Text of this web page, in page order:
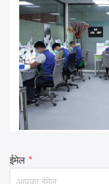
ईमेल *